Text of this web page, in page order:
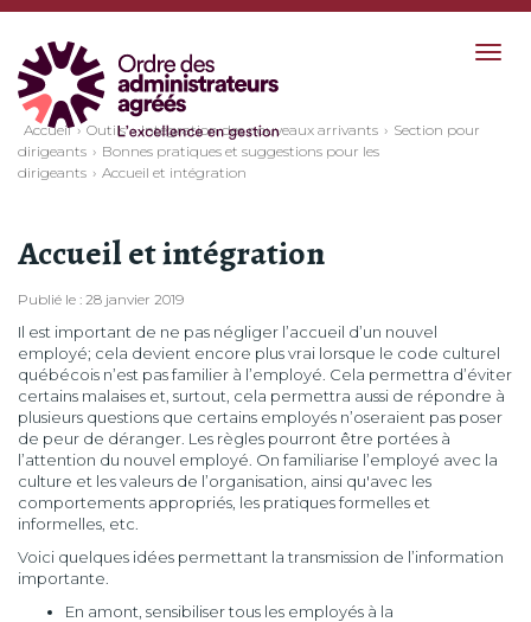
Accueil Outils Intégration des nouveaux arrivants
Section pour
dirigeants
Bonnes pratiques et suggestions pour les
dirigeants
Accueil et intégration
Accueil et intégration
Publié le : 28 janvier 2019
Il est important de ne pas négliger l’accueil d’un nouvel
employé; cela devient encore plus vrai lorsque le code culturel
québécois n’est pas familier à l’employé. Cela permettra d’éviter
certains malaises et, surtout, cela permettra aussi de répondre à
plusieurs questions que certains employés n’oseraient pas poser
de peur de déranger. Les règles pourront être portées à
l’attention du nouvel employé. On familiarise l’employé avec la
culture et les valeurs de l’organisation, ainsi qu'avec les
comportements appropriés, les pratiques formelles et
informelles, etc.
Voici quelques idées permettant la transmission de l’information
importante.
En amont, sensibiliser tous les employés à la